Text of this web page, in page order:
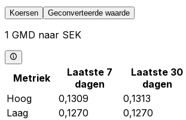
Koersen Geconverteerde waarde
1 GMD naar SEK
Metriek
Laatste 7
dagen
Laatste 30
dagen
Hoog
0,1309 0,1313
Laag
0,1270 0,1270